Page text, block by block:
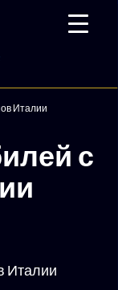
Trade
всегоИталии
с